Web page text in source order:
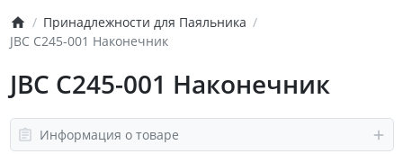
Принадлежности для Паяльника
JBC C245-001 Наконечник
JBC C245-001 Наконечник
Информация о товаре